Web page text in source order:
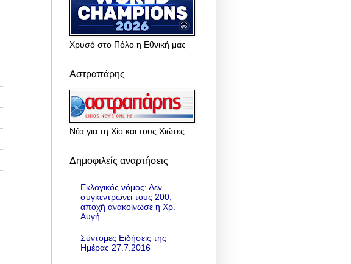
Χρυσό στο Πόλο η Εθνική μας
Αστραπάρης
Νέα για τη Χίο και τους Χιώτες
Δημοφιλείς αναρτήσεις
Εκλογικός νόμος: Δεν
συγκεντρώνει τους 200,
αποχή ανακοίνωσε η Χρ.
Αυγή
Σύντομες Ειδήσεις της
Ημέρας 27.7.2016